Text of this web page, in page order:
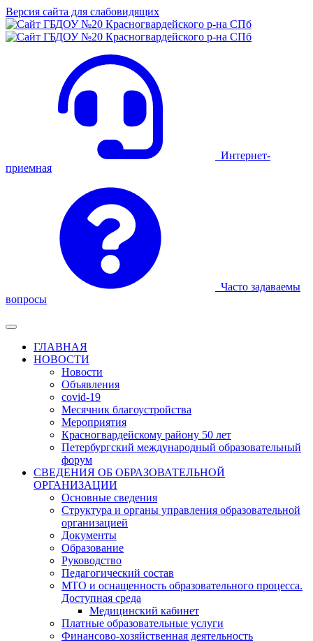
Версия сайта для слабовидящих
Интернет-
приемная
Часто задаваемы
вопросы
ГЛАВНАЯ
НОВОСТИ
Новости
Объявления
covid-19
Месячник благоустройства
Мероприятия
Красногвардейскому району 50 лет
Петербургский международный образовательный
форум
СВЕДЕНИЯ ОБ ОБРАЗОВАТЕЛЬНОЙ
ОРГАНИЗАЦИИ
Основные сведения
Структура и органы управления образовательной
организацией
Документы
Образование
Руководство
Педагогический состав
МТО и оснащенность образовательного процесса.
Доступная среда
Медицинский кабинет
Платные образовательные услуги
Финансово-хозяйственная деятельность